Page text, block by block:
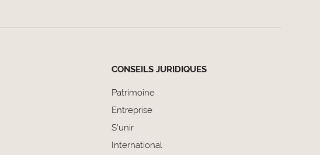
CONSEILS JURIDIQUES
Patrimoine
Entreprise
S'unir
International